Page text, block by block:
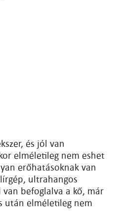
és jól van
elméletileg nem eshet
erőhatásoknak van
ultrahangos
befoglalva a kő, már
után elméletileg nem